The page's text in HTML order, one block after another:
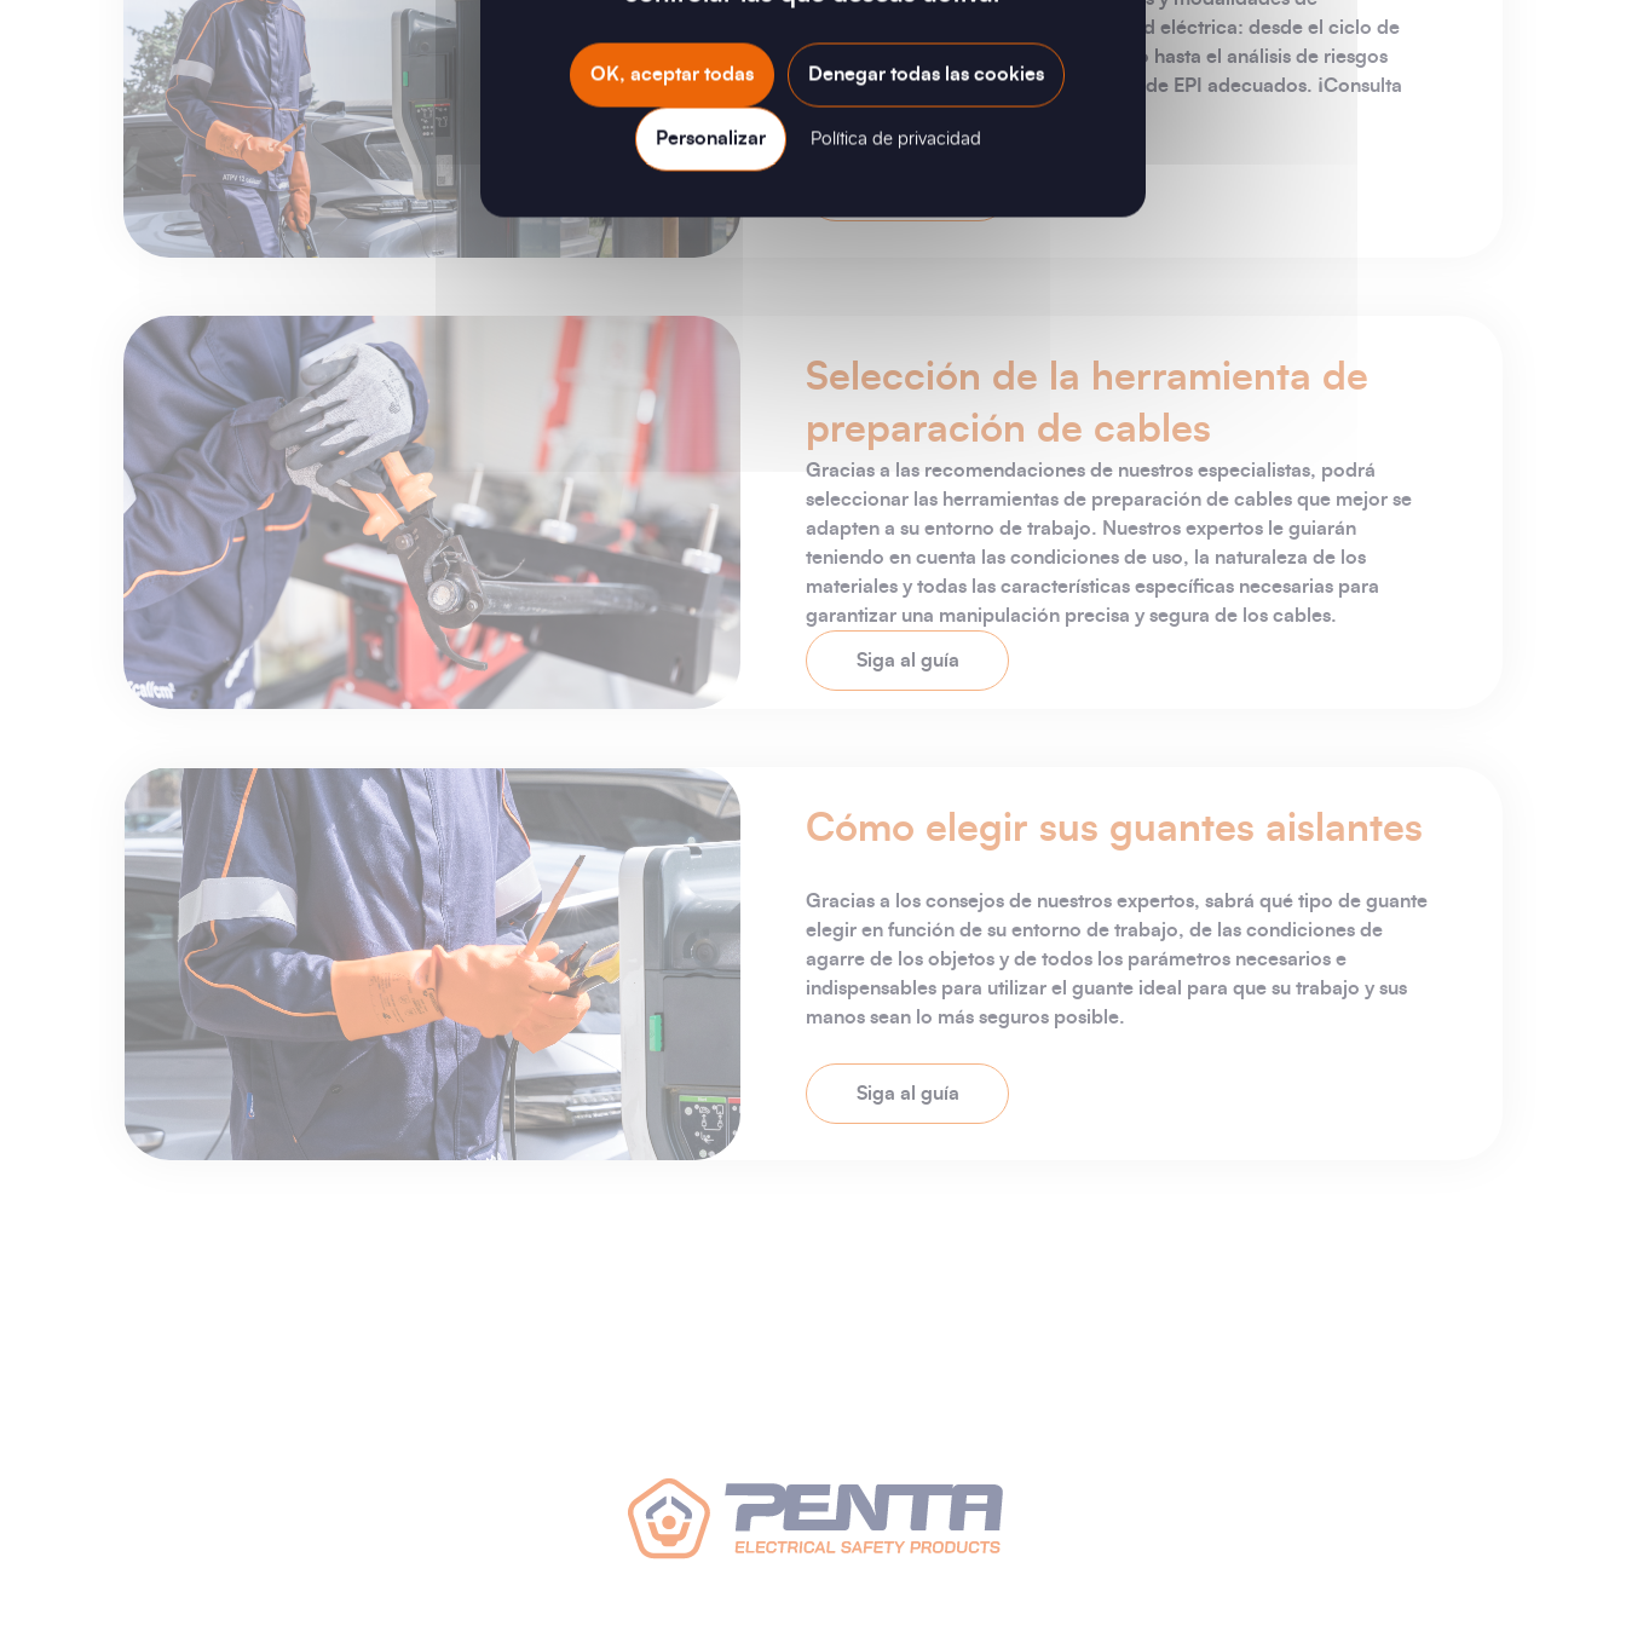
intervención en vehículos de movilidad eléctrica: desde el ciclo de
vida de un vehículo eléctrico o híbrido hasta el análisis de riesgos
previos a la intervención y la elección de EPI adecuados. ¡Consulta
Selección de la herramienta de
preparación de cables
Gracias a las recomendaciones de nuestros especialistas, podrá
seleccionar las herramientas de preparación de cables que mejor se
adapten a su entorno de trabajo. Nuestros expertos le guiarán
teniendo en cuenta las condiciones de uso, la naturaleza de los
materiales y todas las características específicas necesarias para
garantizar una manipulación precisa y segura de los cables.
Siga al guía
Cómo elegir sus guantes aislantes
Gracias a los consejos de nuestros expertos, sabrá qué tipo de guante
elegir en función de su entorno de trabajo, de las condiciones de
agarre de los objetos y de todos los parámetros necesarios e
indispensables para utilizar el guante ideal para que su trabajo y sus
manos sean lo más seguros posible.
Siga al guía
OK, aceptar todas Denegar todas las cookies
Personalizar Política de privacidad